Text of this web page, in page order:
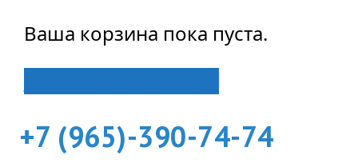
Ваша корзина пока пуста.
+7 (965)-390-74-74